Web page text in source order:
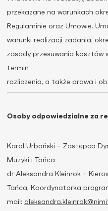
przekazane na warunkach
Regulaminie oraz Umowie.
warunki realizacji zadania,
zasady przesuwania kosztów
termin
rozliczenia, a także prawa i
Osoby odpowiedzialne za
Karol Urbański – Zastępca
Muzyki i Tańca
dr Aleksandra Kleinrok –
Tańca, Koordynatorka
mail: